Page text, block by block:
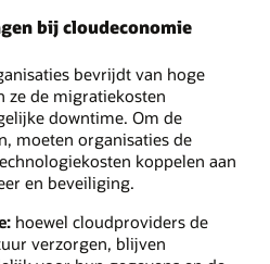
bij cloudeconomie
bevrijdt van hoge
ze de migratiekosten
downtime. Om de
moeten organisaties de
koppelen aan
en beveiliging.
hoewel cloudproviders de
verzorgen, blijven